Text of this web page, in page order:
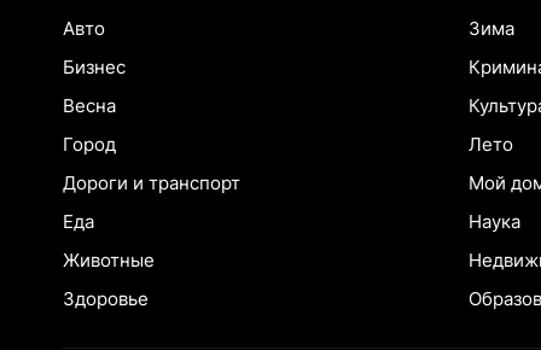
Авто
Бизнес
Весна
Город
Дороги и транспорт
Еда
Животные
Здоровье
Зима
Лето
Мой
Наука